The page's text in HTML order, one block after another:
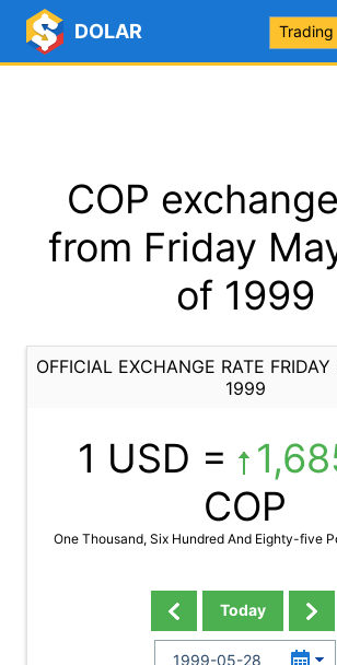
DOLAR Trading
COP
from Friday
of 1999
OFFICIAL EXCHANGE RATE
1999
1 USD =
COP
One Thousand, Six Hundred And Eighty-five
Today